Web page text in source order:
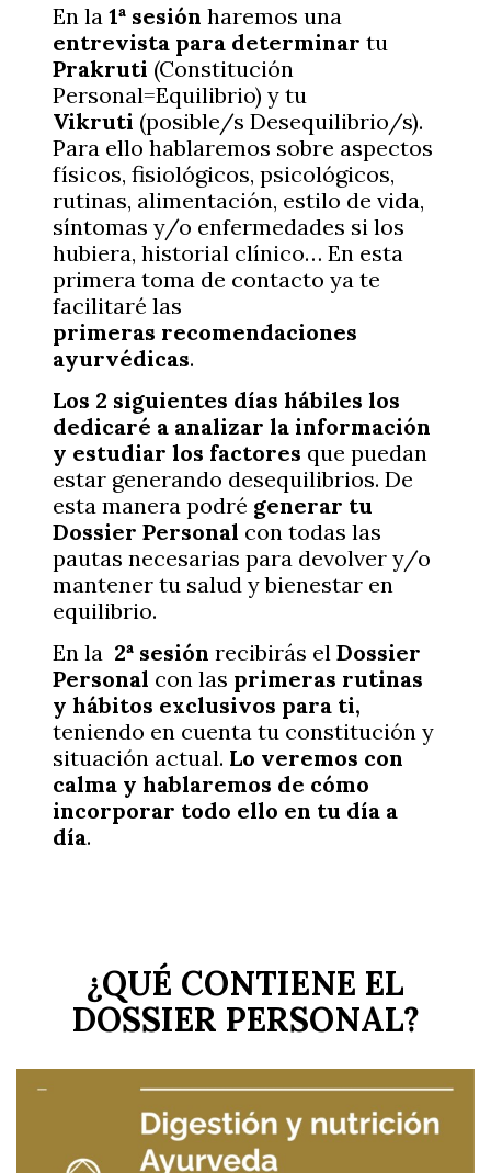
En la1ª sesión haremos una
entrevista para determinar tu
Prakruti (Constitución
Personal=Equilibrio) y tu
Vikruti (posible/s Desequilibrio/s).
Para ello hablaremos sobre aspectos
físicos, fisiológicos, psicológicos,
rutinas, alimentación, estilo de vida,
síntomas y/o enfermedades si los
hubiera, historial clínico… En esta
primera toma de contacto ya te
facilitaré las
primeras recomendaciones
ayurvédicas.
Los 2 siguientes días hábiles los
dedicaré a analizar la información
y estudiar los factores que puedan
estar generando desequilibrios. De
esta manera podré generar tu
Dossier Personal con todas las
pautas necesarias para devolver y/o
mantener tu salud y bienestar en
equilibrio.
En la 2ª sesiónrecibirás el Dossier
Personal con las primeras rutinas
y hábitos exclusivos para ti,
teniendo en cuenta tu constitución y
situación actual. Lo veremos con
calma y hablaremos de cómo
incorporar todo ello en tu día a
día.
¿QUÉ CONTIENE EL
DOSSIER PERSONAL?